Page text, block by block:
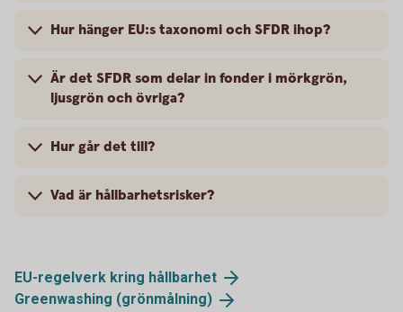
Hur hänger EU:s taxonomi och SFDR ihop?
Är det SFDR som delar in fonder i mörkgrön,
ljusgrön och övriga?
Hur går det till?
Vad är hållbarhetsrisker?
EU-regelverk kring hållbarhet
Greenwashing (grönmålning)